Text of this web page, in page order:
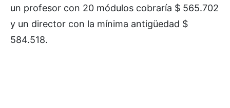
un profesor con 20 módulos cobraría $ 565.702
y un director con la mínima antigüedad $
584.518.